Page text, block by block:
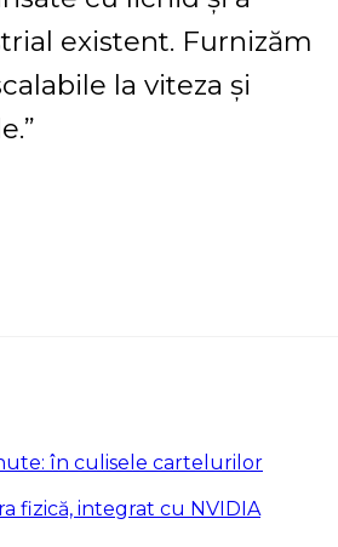
existent. Furnizăm
la viteza și
în culisele cartelurilor
fizică, integrat cu NVIDIA